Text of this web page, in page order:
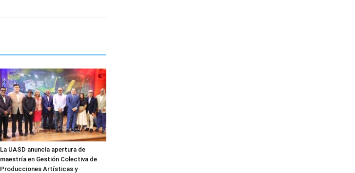
La UASD anuncia apertura de
maestría en Gestión Colectiva de
Producciones Artísticas y